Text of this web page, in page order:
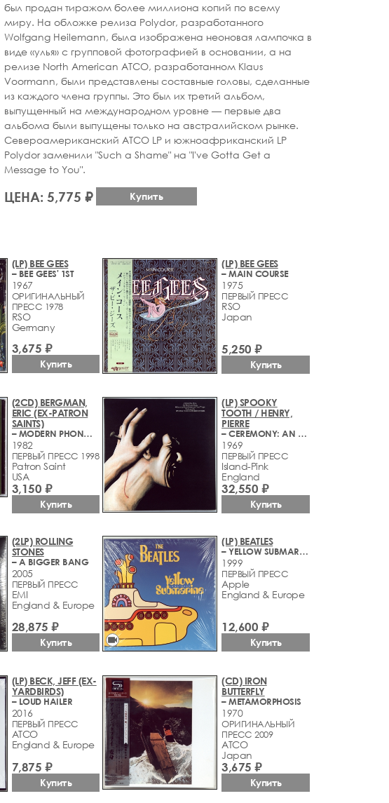
был продан тиражом более миллиона копий по всему
миру. На обложке релиза Polydor, разработанного
Wolfgang Heilemann, была изображена неоновая лампочка в
виде «улья» с групповой фотографией в основании, а на
релизе North American ATCO, разработанном Klaus
Voormann, были представлены составные головы, сделанные
из каждого члена группы. Это был их третий альбом,
выпущенный на международном уровне — первые два
альбома были выпущены только на австралийском рынке.
Североамериканский ATCO LP и южноафриканский LP
Polydor заменили "Such a Shame" на "I've Gotta Get a
Message to You".
ЦЕНА: 5,775 ₽ Купить
(LP) BEE GEES
– BEE GEES' 1ST
1967
ОРИГИНАЛЬНЫЙ
ПРЕСС 1978
RSO
Germany
3,675 ₽
Купить
(LP) BEE GEES
– MAIN COURSE
1975
ПЕРВЫЙ ПРЕСС
RSO
Japan
5,250 ₽
Купить
(2CD) BERGMAN,
ERIC (EX-PATRON
SAINTS)
– MODERN PHONOGRAPHY/SENDING OUT SIGNALS (1978-1982)
1982
ПЕРВЫЙ ПРЕСС 1998
Patron Saint
USA
3,150 ₽
Купить
(LP) SPOOKY
TOOTH / HENRY,
PIERRE
– CEREMONY: AN ELECTRONIC MASS
1969
ПЕРВЫЙ ПРЕСС
Island-Pink
England
32,550 ₽
Купить
(2LP) ROLLING
STONES
– A BIGGER BANG
2005
ПЕРВЫЙ ПРЕСС
EMI
England & Europe
28,875 ₽
Купить videocam
(LP) BEATLES
– YELLOW SUBMARINE SONGTRACK
1999
ПЕРВЫЙ ПРЕСС
Apple
England & Europe
12,600 ₽
Купить
(LP) BECK, JEFF (EX-
YARDBIRDS)
– LOUD HAILER
2016
ПЕРВЫЙ ПРЕСС
ATCO
England & Europe
7,875 ₽
Купить
(CD) IRON
BUTTERFLY
– METAMORPHOSIS
1970
ОРИГИНАЛЬНЫЙ
ПРЕСС 2009
ATCO
Japan
3,675 ₽
Купить